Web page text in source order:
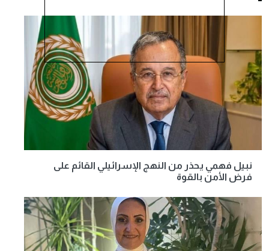
نبيل فهمي يحذر من النهج الإسرائيلي القائم على
فرض الأمن بالقوة